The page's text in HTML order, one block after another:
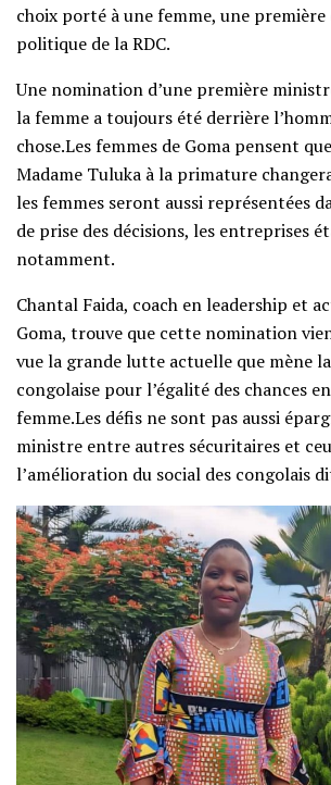
choix porté à une femme, une première
politique de la RDC.
Une nomination d’une première
la femme a toujours été derrière
chose.Les femmes de Goma pensent
Madame Tuluka à la primature
les femmes seront aussi représentées
de prise des décisions, les entreprises
notamment.
Chantal Faida, coach en leadership et
Goma, trouve que cette nomination
vue la grande lutte actuelle que mène
congolaise pour l’égalité des chances
femme.Les défis ne sont pas aussi
ministre entre autres sécuritaires et
l’amélioration du social des congolais